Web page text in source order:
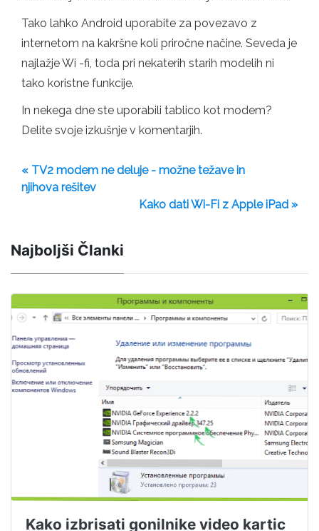
Tako lahko Android uporabite za povezavo z
internetom na kakršne koli priročne načine. Seveda je
najlažje Wi -fi, toda pri nekaterih starih modelih ni
tako koristne funkcije.
In nekega dne ste uporabili tablico kot modem?
Delite svoje izkušnje v komentarjih.
« TV2 modem ne deluje - možne težave in
njihova rešitev
Kako dati Wi-Fi z Apple iPad »
Najboljši Članki
Kako izbrisati gonilnike video kartic